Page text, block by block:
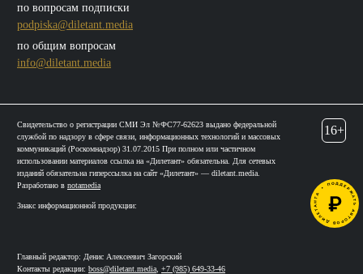
по вопросам подписки
podpiska@diletant.media
по общим вопросам
info@diletant.media
Свидетельство о регистрации СМИ Эл №ФС77-62623 выдано федеральной
службой по надзору в сфере связи, информационных технологий и массовых
коммуникаций (Роскомнадзор) 31.07.2015 При полном или частичном
использовании материалов ссылка на «Дилетант» обязательна. Для сетевых
изданий обязательна гиперссылка на сайт «Дилетант» — diletant.media.
Разработано в notamedia
Знакс информационной продукции:
Главный редактор: Денис Алексеевич Загорский
Контакты редакции: boss@diletant.media +7 (985) 649-33-46
16+